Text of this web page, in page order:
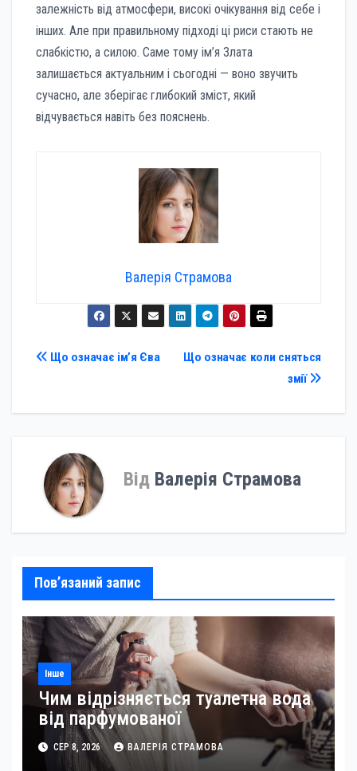
залежність від атмосфери, високі очікування від себе і
інших. Але при правильному підході ці риси стають не
слабкістю, а силою. Саме тому ім’я Злата
залишається актуальним і сьогодні — воно звучить
сучасно, але зберігає глибокий зміст, який
відчувається навіть без пояснень.
Валерія Страмова
Навігація
Що означає коли сняться
змії
Що означає ім’я Єва
Від Валерія Страмова
Пов’язаний запис
Інше
Чим відрізняється туалетна вода
від парфумованої
СЕР 8, 2026 ВАЛЕРІЯ СТРАМОВА